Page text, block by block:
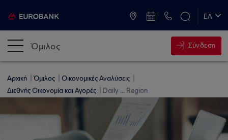
ΕΛ
Όμιλος Σύνδεση
Αρχική Όμιλος
Οικονομικές Αναλύσεις
Διεθνής Οικονομία και Αγορές
Daily ... Region